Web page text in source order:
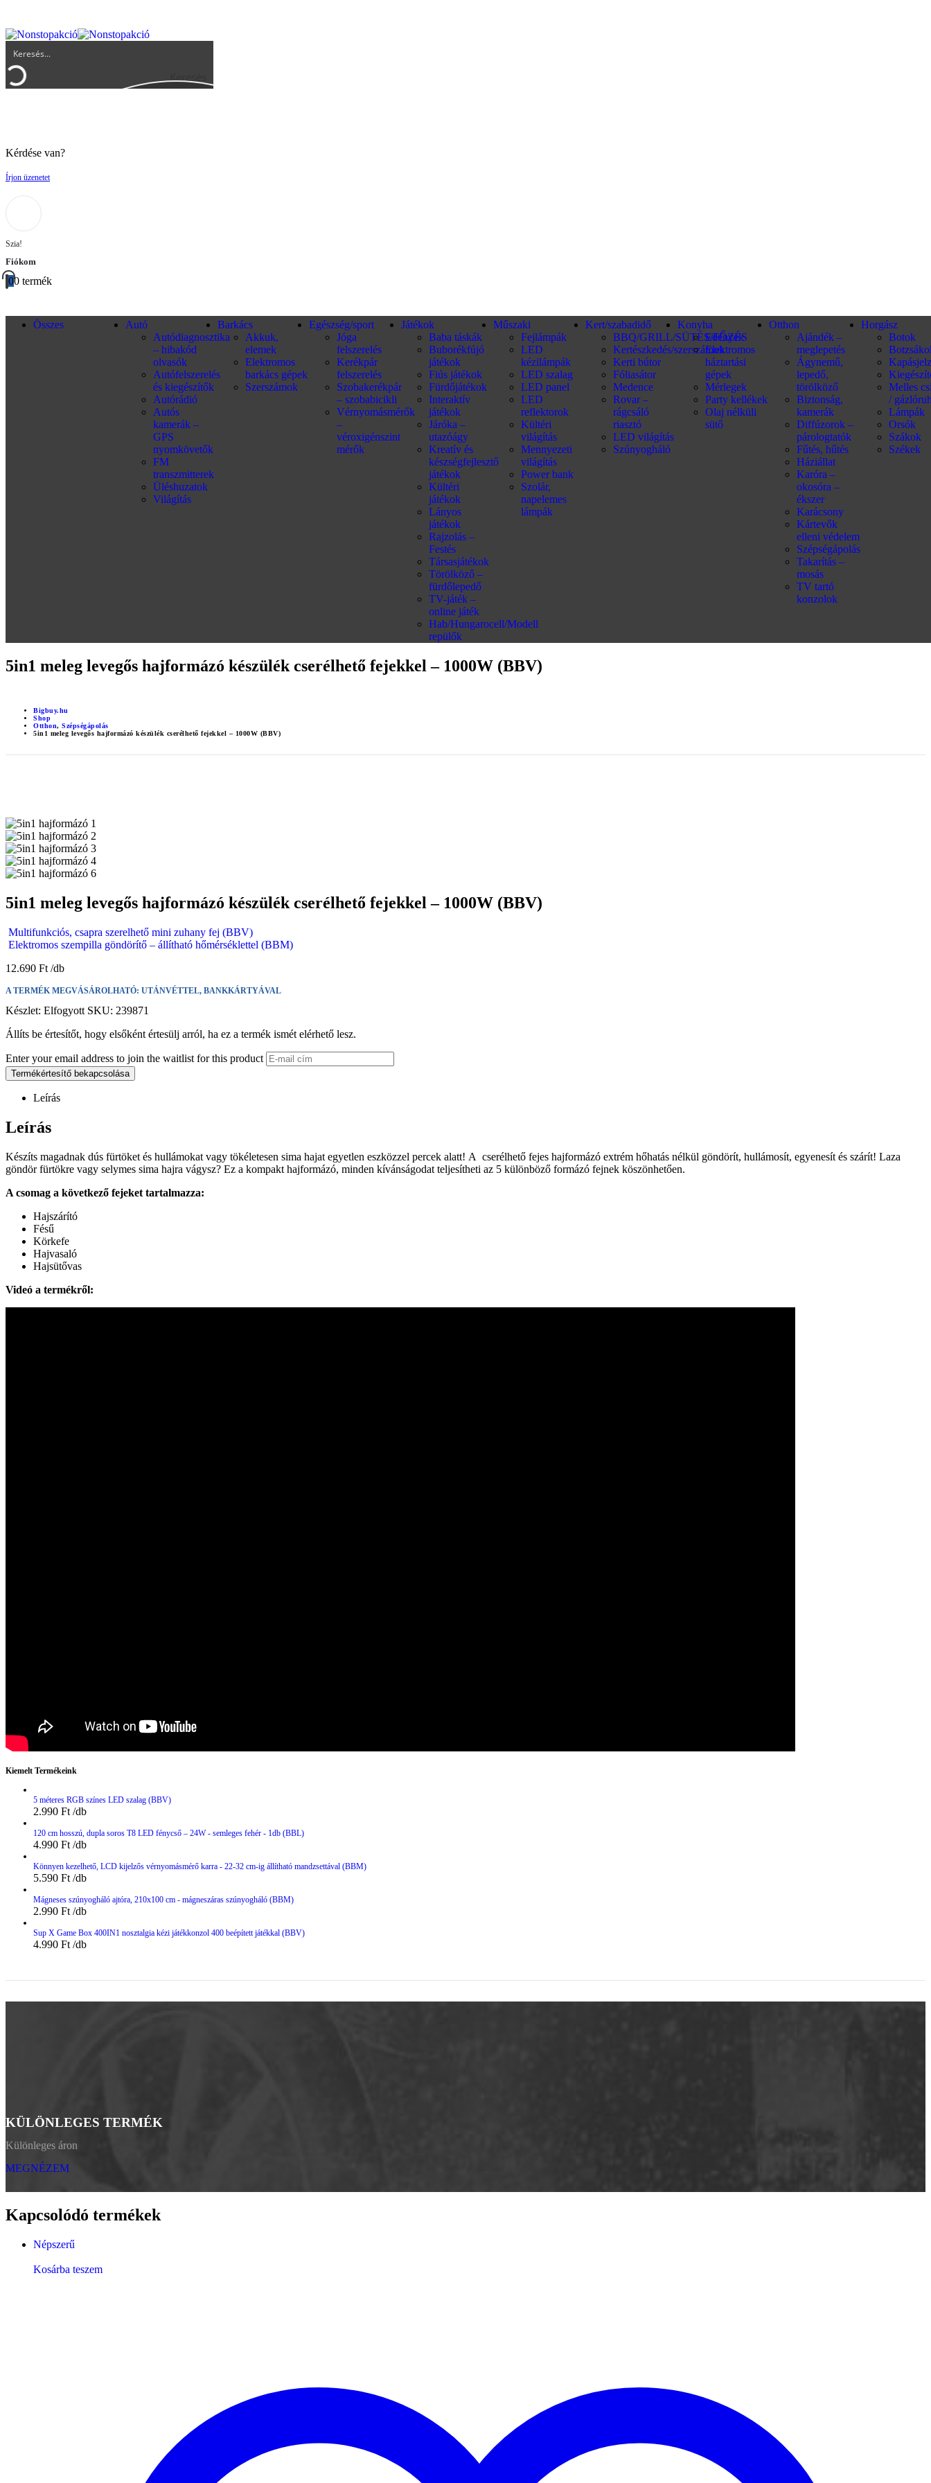
Keresés
Kérdése van?
Írjon üzenetet
Szia!
Fiókom
00 termék
Összes
Autó
Autódiagnosztika
– hibakód
olvasók
Autófelszerelés
és kiegészítők
Autórádió
Autós
kamerák –
GPS
nyomkövetők
FM
transzmitterek
Üléshuzatok
Világítás
Barkács
Akkuk,
elemek
Elektromos
barkács gépek
Szerszámok
Egészség/sport
Jóga
felszerelés
Kerékpár
felszerelés
Szobakerékpár
– szobabicikli
Vérnyomásmérők
–
véroxigénszint
mérők
Játékok
Baba táskák
Buborékfújó
játékok
Fiús játékok
Fürdőjátékok
Interaktív
játékok
Járóka –
utazóágy
Kreatív és
készségfejlesztő
játékok
Kültéri
játékok
Lányos
játékok
Rajzolás –
Festés
Társasjátékok
Törölköző –
fürdőlepedő
TV-játék –
online játék
Hab/Hungarocell/Modell
repülők
Műszaki
Fejlámpák
LED
kézilámpák
LED szalag
LED panel
LED
reflektorok
Kültéri
világítás
Mennyezeti
világítás
Power bank
Szolár,
napelemes
lámpák
Kert/szabadidő
BBQ/GRILL/SÜTÉS/FŐZÉS
Kertészkedés/szerszámok
Kerti bútor
Fóliasátor
Medence
Rovar –
rágcsáló
riasztó
LED világítás
Szúnyogháló
Konyha
Edények
Elektromos
háztartási
gépek
Mérlegek
Party kellékek
Olaj nélküli
sütő
Otthon
Ajándék –
meglepetés
Ágynemű,
lepedő,
törölköző
Biztonság,
kamerák
Diffúzorok –
párologtatók
Fűtés, hűtés
Háziállat
Karóra –
okosóra –
ékszer
Karácsony
Kártevők
elleni védelem
Szépségápolás
Takarítás –
mosás
TV tartó
konzolok
Horgász
Botok
Melles
/
Lámpák
Orsók
Szákok
Székek
5in1 meleg levegős hajformázó készülék cserélhető fejekkel – 1000W (BBV)
Bigbuy.hu
Shop
Otthon, Szépségápolás
5in1 meleg levegős hajformázó készülék cserélhető fejekkel – 1000W (BBV)
5in1 meleg levegős hajformázó készülék cserélhető fejekkel – 1000W (BBV)
Multifunkciós, csapra szerelhető mini zuhany fej (BBV)
Elektromos szempilla göndörítő – állítható hőmérséklettel (BBM)
12.690 Ft
A TERMÉK MEGVÁSÁROLHATÓ: UTÁNVÉTTEL, BANKKÁRTYÁVAL
Készlet: Elfogyott SKU: 239871
Állíts be értesítőt, hogy elsőként értesülj arról, ha ez a termék ismét elérhető lesz.
Enter your email address to join the waitlist for this product
Termékértesítő bekapcsolása
Leírás
Leírás
Készíts magadnak dús fürtöket és hullámokat vagy tökéletesen sima hajat egyetlen eszközzel percek alatt! A cserélhető fejes hajformázó extrém hőhatás nélkül göndörít, hullámosít, egyenesít és szárít! Laza
göndör fürtökre vagy selymes sima hajra vágysz? Ez a kompakt hajformázó, minden kívánságodat teljesítheti az 5 különböző formázó fejnek köszönhetően.
A csomag a következő fejeket tartalmazza:
Hajszárító
Fésű
Körkefe
Hajvasaló
Hajsütővas
Videó a termékről:
Kiemelt Termékeink
5 méteres RGB színes LED szalag (BBV)
2.990 Ft
120 cm hosszú, dupla soros T8 LED fénycső – 24W - semleges fehér - 1db (BBL)
4.990 Ft
Könnyen kezelhető, LCD kijelzős vérnyomásmérő karra - 22-32 cm-ig állítható mandzsettával (BBM)
5.590 Ft
Mágneses szúnyogháló ajtóra, 210x100 cm - mágneszáras szúnyogháló (BBM)
2.990 Ft
Sup X Game Box 400IN1 nosztalgia kézi játékkonzol 400 beépített játékkal (BBV)
4.990 Ft
KÜLÖNLEGES TERMÉK
Különleges áron
MEGNÉZEM
Kapcsolódó termékek
Népszerű
Kosárba teszem